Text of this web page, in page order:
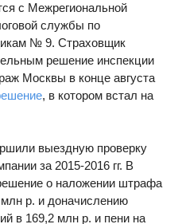
с Межрегиональной
службы по
№ 9. Страховщик
решение инспекции
Москвы в конце августа
, в котором встал на
выездную проверку
за 2015-2016 гг. В
о наложении штрафа
р. и доначислению
в 169,2 млн р. и пени на